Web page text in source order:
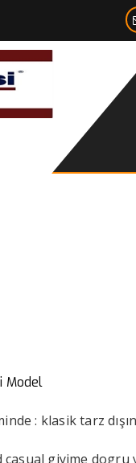
Model
: klasik tarz
casual giyime dogru